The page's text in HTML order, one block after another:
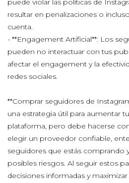
puede violar las políticas de
resultar en penalizaciones o
cuenta.
- **Engagement Artificial**: Los
pueden no interactuar con tus
afectar el engagement y la
redes sociales.
**Comprar seguidores de
una estrategia útil para aumentar
plataforma, pero debe hacerse
elegir un proveedor confiable,
seguidores que estás comprando
posibles riesgos. Al seguir estos
decisiones informadas y